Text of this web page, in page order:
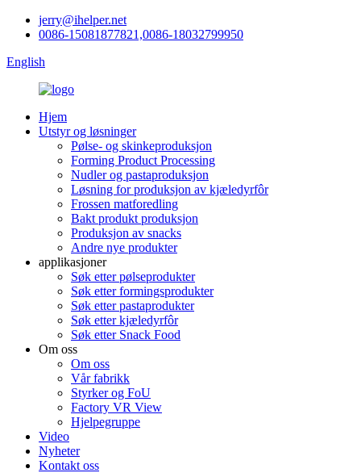
jerry@ihelper.net
0086-15081877821,0086-18032799950
English
Hjem
Utstyr og løsninger
Pølse- og skinkeproduksjon
Forming Product Processing
Nudler og pastaproduksjon
Løsning for produksjon av kjæledyrfôr
Frossen matforedling
Bakt produkt produksjon
Produksjon av snacks
Andre nye produkter
applikasjoner
Søk etter pølseprodukter
Søk etter formingsprodukter
Søk etter pastaprodukter
Søk etter kjæledyrfôr
Søk etter Snack Food
Om oss
Om oss
Vår fabrikk
Styrker og FoU
Factory VR View
Hjelpegruppe
Video
Nyheter
Kontakt oss